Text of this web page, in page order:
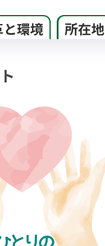
環境 所在地